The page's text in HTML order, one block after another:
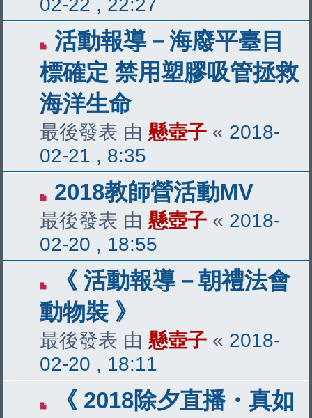
02-22 , 22:27
活動報導－海廢平臺目
標確定 禁用塑膠吸管拯救
海洋生命
最後發表 由 懸壺子 « 2018-
02-21 , 8:35
2018教師營活動MV
最後發表 由 懸壺子 « 2018-
02-20 , 18:55
《 活動報導－朝禮法會
動物裝 》
最後發表 由 懸壺子 « 2018-
02-20 , 18:11
《 2018除夕直播・真如